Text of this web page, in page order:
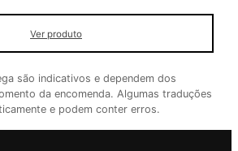
Ver produto
são indicativos e dependem dos
da encomenda. Algumas traduções
e podem conter erros.